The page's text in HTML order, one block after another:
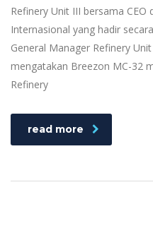
Refinery Unit III bersama CEO
Internasional yang hadir
General Manager Refinery
mengatakan Breezon MC-32
Refinery
read more